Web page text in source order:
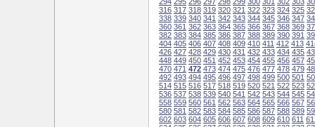
316 317 318 319 320 321 322 323 324 325
338 339 340 341 342 343 344 345 346 347
360 361 362 363 364 365 366 367 368 369
382 383 384 385 386 387 388 389 390 391
404 405 406 407 408 409 410 411 412 413
426 427 428 429 430 431 432 433 434 435
448 449 450 451 452 453 454 455 456 457
470 471 472 473 474 475 476 477 478 479
492 493 494 495 496 497 498 499 500 501
514 515 516 517 518 519 520 521 522 523
536 537 538 539 540 541 542 543 544 545
558 559 560 561 562 563 564 565 566 567
580 581 582 583 584 585 586 587 588 589
602 603 604 605 606 607 608 609 610 611